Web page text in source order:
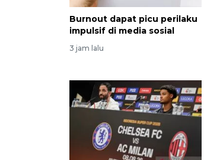
Burnout dapat picu perilaku
impulsif di media sosial
3 jam lalu